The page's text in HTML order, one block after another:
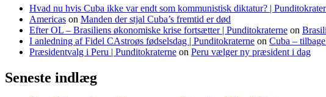
Hvad nu hvis Cuba ikke var endt som kommunistisk diktatur? |
Americas on Manden der stjal Cuba’s fremtid er død
Efter OL – Brasiliens økonomiske krise fortsætter | Punditokraterne on
I anledning af Fidel CAstroøs fødselsdag | Punditokraterne on Cuba –
Præsidentvalg i Peru | Punditokraterne on Peru vælger ny præsident i dag
Seneste indlæg